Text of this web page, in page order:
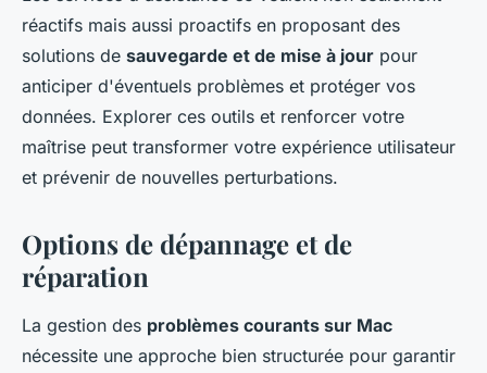
réactifs mais aussi proactifs en proposant des
solutions de sauvegarde et de mise à jour pour
anticiper d'éventuels problèmes et protéger vos
données. Explorer ces outils et renforcer votre
maîtrise peut transformer votre expérience utilisateur
et prévenir de nouvelles perturbations.
Options de dépannage et de
réparation
La gestion des problèmes courants sur Mac
nécessite une approche bien structurée pour garantir